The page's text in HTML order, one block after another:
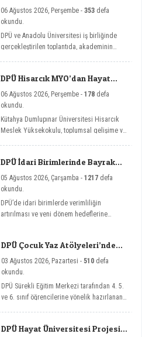
Toplantısı
06 Ağustos 2026, Perşembe - 353 defa
okundu.
DPÜ ve Anadolu Üniversitesi iş birliğinde
gerçekleştirilen toplantıda, akademinin
DPÜ Hisarcık MYO’dan Hayat
06 Ağustos 2026, Perşembe - 178 defa
okundu.
Kütahya Dumlupınar Üniversitesi Hisarcık
Meslek Yüksekokulu, toplumsal gelişime ve
Sohbetler etkinlik serisi kapsamında dört
önemli söyleşiye imza attı.
DPÜ İdari Birimlerinde Bayrak
05 Ağustos 2026, Çarşamba - 1217 defa
okundu.
DPÜ’de idari birimlerde verimliliğin
artırılması ve yeni dönem hedeflerine
DPÜ Çocuk Yaz Atölyeleri’nde
03 Ağustos 2026, Pazartesi - 510 defa
okundu.
DPÜ Sürekli Eğitim Merkezi tarafından 4. 5.
ve 6. sınıf öğrencilerine yönelik hazırlanan
değerlendirmelerini amaçlayan DPÜ Çocuk
DPÜ Hayat Üniversitesi Projesi